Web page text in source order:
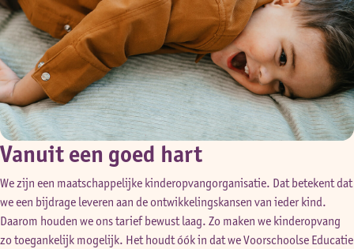
Vanuit een goed hart
We zijn een maatschappelijke kinderopvangorganisatie. Dat betekent dat
we een bijdrage leveren aan de ontwikkelingskansen van ieder kind.
Daarom houden we ons tarief bewust laag. Zo maken we kinderopvang
zo toegankelijk mogelijk. Het houdt óók in dat we Voorschoolse Educatie